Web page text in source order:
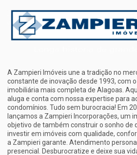
A Zampieri Imóveis une a tradição no
constante de inovação desde 1993, com
imobiliária mais completa de Alagoas.
aluga e conta com nossa expertise para
condomínios. Tudo sem burocracia! Em
lançamos a Zampieri Incorporações, um
objetivo de também construir o sonho de
investir em imóveis com qualidade,
a Zampieri garante. Atendimento
presencial. Desburocratize e deixe sua